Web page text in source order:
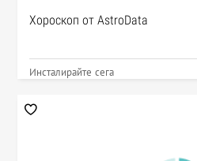
Хороскоп от AstroData
Инсталирайте сега